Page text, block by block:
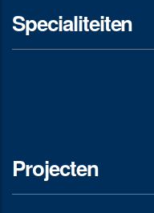
Specialiteiten
Projecten